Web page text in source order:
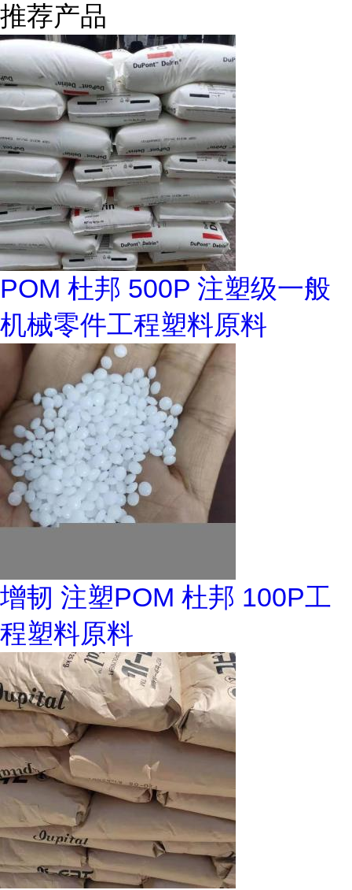
推荐产品
POM 杜邦 500P 注塑级一般
机械零件工程塑料原料
增韧 注塑POM 杜邦 100P工
程塑料原料